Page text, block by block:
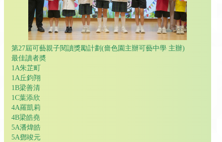
第27屆可藝親子閱讀獎勵計劃(嗇色園主辦可藝中學 主辦)
最佳讀者奬
1A朱芷町
1A丘鈞翔
1B梁善清
1C葉添欣
4A羅凱莉
4B梁皓堯
5A潘煒皓
5A鄧竣元